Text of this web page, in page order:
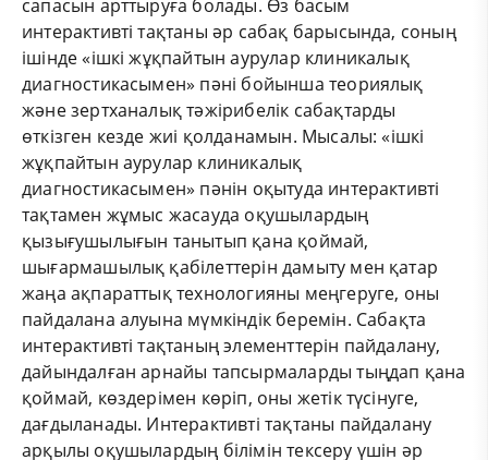
сапасын арттыруға болады. Өз басым
интерактивті тақтаны әр сабақ барысында, соның
ішінде «ішкі жұқпайтын аурулар клиникалық
диагностикасымен» пәні бойынша теориялық
және зертханалық тәжірибелік сабақтарды
өткізген кезде жиі қолданамын. Мысалы: «ішкі
жұқпайтын аурулар клиникалық
диагностикасымен» пәнін оқытуда интерактивті
тақтамен жұмыс жасауда оқушылардың
қызығушылығын танытып қана қоймай,
шығармашылық қабілеттерін дамыту мен қатар
жаңа ақпараттық технологияны меңгеруге, оны
пайдалана алуына мүмкіндік беремін. Сабақта
интерактивті тақтаның элементтерін пайдалану,
дайындалған арнайы тапсырмаларды тыңдап қана
қоймай, көздерімен көріп, оны жетік түсінуге,
дағдыланады. Интерактивті тақтаны пайдалану
арқылы оқушылардың білімін тексеру үшін әр